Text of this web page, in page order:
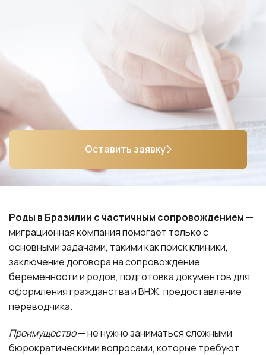
Оставить заявку
Роды в Бразилии с частичным сопровождением —
миграционная компания помогает только с
основными задачами, такими как поиск клиники,
заключение договора на сопровождение
беременности и родов, подготовка документов для
оформления гражданства и ВНЖ, предоставление
переводчика.
Преимущество— не нужно заниматься сложными
бюрократическими вопросами, которые требуют